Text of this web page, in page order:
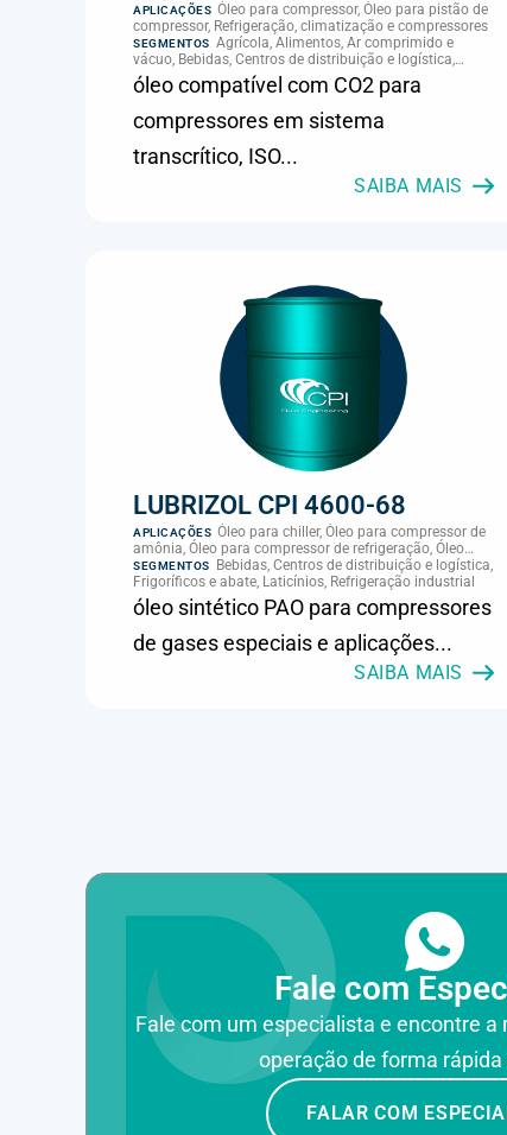
APLICAÇÕES Óleo para compressor, Óleo para pistão de
compressor, Refrigeração, climatização e compressores
SEGMENTOS Agrícola, Alimentos, Ar comprimido e
vácuo, Bebidas, Centros de distribuição e logística,
Cimento, Climatização e HVAC, Data center,
Eletroeletrônica, Embalagens e latas, Energia (geração),
Eólico, Farmacêutica e cosmética, Frigoríficos e abate,
Laticínios, Madeira e móveis, Metalmecânica, Metalurgia
e fundição, Mineração, MRO e manutenção industrial,
Naval e portuário, Panificação, Papel e celulose,
Petróleo e gás, Pintura industrial, Plásticos e borracha,
Química e petroquímica, Refrigeração industrial,
óleo compatível com CO2 para
compressores em sistema
transcrítico, ISO...
SAIBA MAIS
LUBRIZOL CPI 4600-68
APLICAÇÕES Óleo para chiller, Óleo para compressor de
amônia, Óleo para compressor de refrigeração, Óleo
para refrigeração por amônia, Refrigeração,
climatização e compressores
SEGMENTOS
Bebidas, Centros de distribuição e logística,
Frigoríficos e abate, Laticínios, Refrigeração industrial
óleo sintético PAO para compressores
de gases especiais e aplicações...
SAIBA MAIS
Fale com
Fale com um especialista e encontre a
operação de forma
FALAR COM